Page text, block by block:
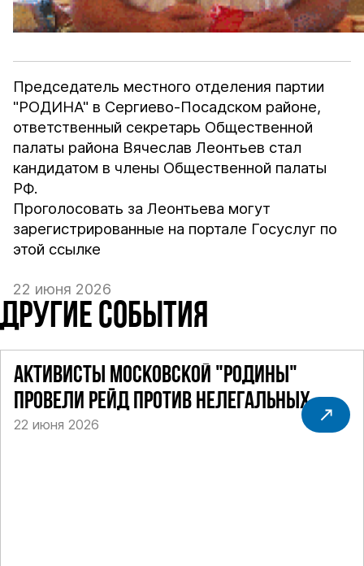
Председатель местного отделения партии
"РОДИНА" в Сергиево-Посадском районе,
ответственный секретарь Общественной
палаты района Вячеслав Леонтьев стал
кандидатом в члены Общественной палаты
РФ.
Проголосовать за Леонтьева могут
зарегистрированные на портале Госуслуг по
этой ссылке
22 июня 2026
ДРУГИЕ СОБЫТИЯ
АКТИВИСТЫ МОСКОВСКОЙ "РОДИНЫ"
ПРОВЕЛИ РЕЙД ПРОТИВ НЕЛЕГАЛЬНЫХ
ТАКСИ
22 июня 2026